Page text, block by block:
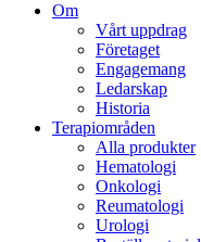
Om
Vårt uppdrag
Företaget
Engagemang
Ledarskap
Historia
Terapiområden
Alla produkter
Hematologi
Onkologi
Reumatologi
Urologi